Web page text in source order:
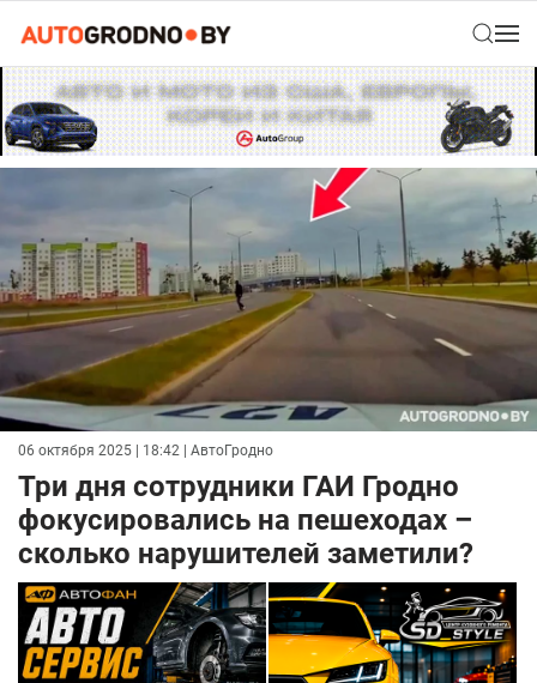
06 октября 2025 | 18:42 | АвтоГродно
Три дня сотрудники ГАИ Гродно
фокусировались на пешеходах –
сколько нарушителей заметили?